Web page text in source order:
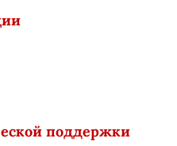
поддержки